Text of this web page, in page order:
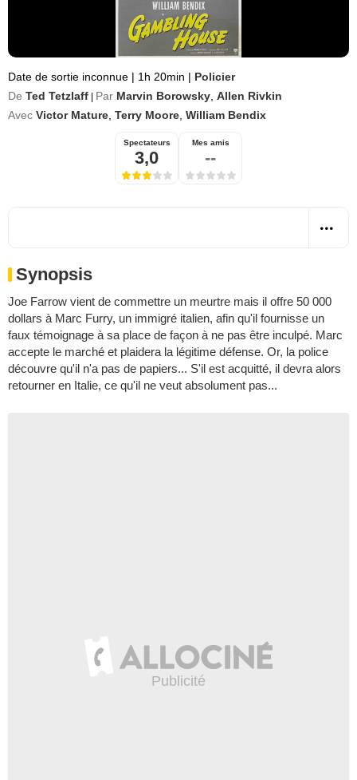
Date de sortie inconnue | 1h 20min | Policier
De Ted Tetzlaff Par Marvin Borowsky Allen Rivkin
Avec Victor Mature Terry Moore William Bendix
Spectateurs
3,0
Mes amis
--
Synopsis
Joe Farrow vient de commettre un meurtre mais il offre 50 000
dollars à Marc Furry, un immigré italien, afin qu'il fournisse un
faux témoignage à sa place de façon à ne pas être inculpé. Marc
accepte le marché et plaidera la légitime défense. Or, la police
découvre qu'il n'a pas de papiers... S'il est acquitté, il devra alors
retourner en Italie, ce qu'il ne veut absolument pas...